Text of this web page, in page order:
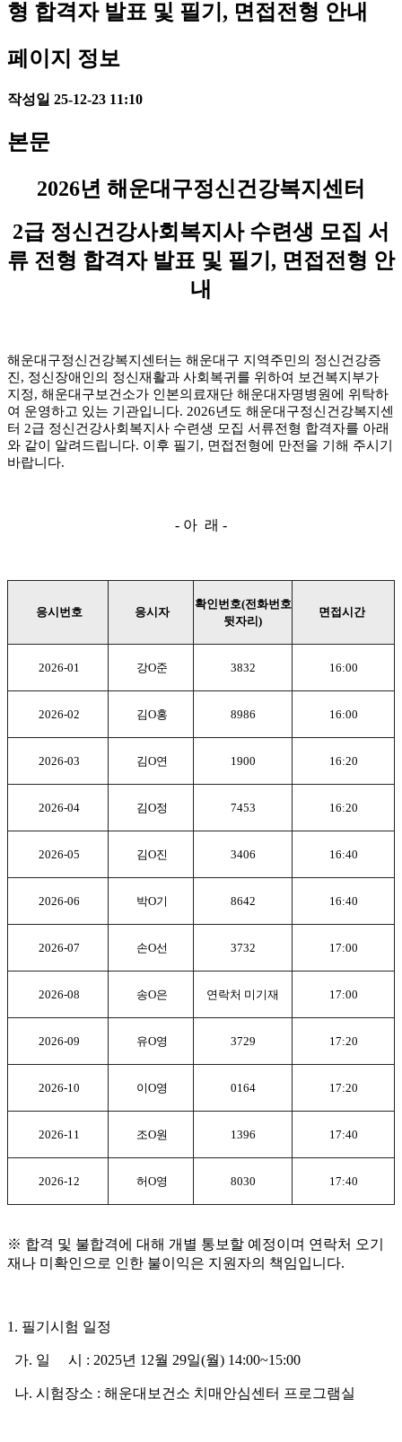
형 합격자 발표 및 필기, 면접전형 안내
페이지 정보
작성일 25-12-23 11:10
본문
2026년 해운대구정신건강복지센터
2급 정신건강사회복지사 수련생 모집 서
류 전형 합격자 발표 및 필기, 면접전형 안
내
해운대구정신건강복지센터는 해운대구 지역주민의 정신건강증
진, 정신장애인의 정신재활과 사회복귀를 위하여 보건복지부가
지정, 해운대구보건소가 인본의료재단 해운대자명병원에 위탁하
여 운영하고 있는 기관입니다. 2026년도 해운대구정신건강복지센
터 2급 정신건강사회복지사 수련생 모집 서류전형 합격자를 아래
와 같이 알려드립니다. 이후 필기, 면접전형에 만전을 기해 주시기
바랍니다.
- 아 래 -
응시번호 응시자
확인번호(전화번호
뒷자리)
면접시간
2026-01 강O준 3832 16:00
2026-02 김O홍 8986 16:00
2026-03 김O연 1900 16:20
2026-04 김O정 7453 16:20
2026-05 김O진 3406 16:40
2026-06 박O기 8642 16:40
2026-07 손O선 3732 17:00
2026-08 송O은 연락처 미기재 17:00
2026-09 유O영 3729 17:20
2026-10 이O영 0164 17:20
2026-11 조O원 1396 17:40
2026-12 허O영 8030 17:40
※ 합격 및 불합격에 대해 개별 통보할 예정이며 연락처 오기
재나 미확인으로 인한 불이익은 지원자의 책임입니다.
1. 필기시험 일정
가. 일 시 : 2025년 12월 29일(월) 14:00~15:00
나. 시험장소 : 해운대보건소 치매안심센터 프로그램실